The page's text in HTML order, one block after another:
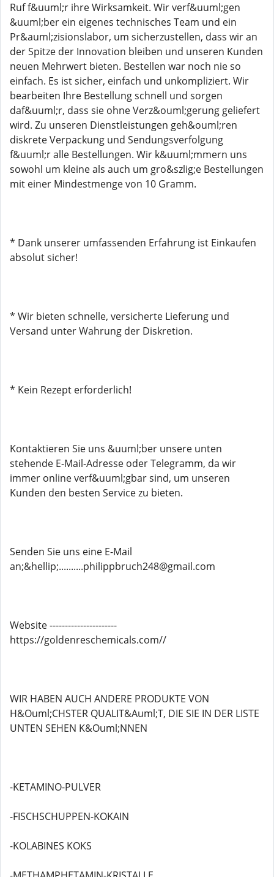
Ruf f&uuml;r ihre Wirksamkeit. Wir verf&uuml;gen
&uuml;ber ein eigenes technisches Team und ein
Pr&auml;zisionslabor, um sicherzustellen, dass wir an
der Spitze der Innovation bleiben und unseren Kunden
neuen Mehrwert bieten. Bestellen war noch nie so
einfach. Es ist sicher, einfach und unkompliziert. Wir
bearbeiten Ihre Bestellung schnell und sorgen
daf&uuml;r, dass sie ohne Verz&ouml;gerung geliefert
wird. Zu unseren Dienstleistungen geh&ouml;ren
diskrete Verpackung und Sendungsverfolgung
f&uuml;r alle Bestellungen. Wir k&uuml;mmern uns
sowohl um kleine als auch um gro&szlig;e Bestellungen
mit einer Mindestmenge von 10 Gramm.
* Dank unserer umfassenden Erfahrung ist Einkaufen
absolut sicher!
* Wir bieten schnelle, versicherte Lieferung und
Versand unter Wahrung der Diskretion.
* Kein Rezept erforderlich!
Kontaktieren Sie uns &uuml;ber unsere unten
stehende E-Mail-Adresse oder Telegramm, da wir
immer online verf&uuml;gbar sind, um unseren
Kunden den besten Service zu bieten.
Senden Sie uns eine E-Mail
an;&hellip;..........philippbruch248@gmail.com
Website ----------------------
https://goldenreschemicals.com//
WIR HABEN AUCH ANDERE PRODUKTE VON
H&Ouml;CHSTER QUALIT&Auml;T, DIE SIE IN DER LISTE
UNTEN SEHEN K&Ouml;NNEN
-KETAMINO-PULVER
-FISCHSCHUPPEN-KOKAIN
-KOLABINES KOKS